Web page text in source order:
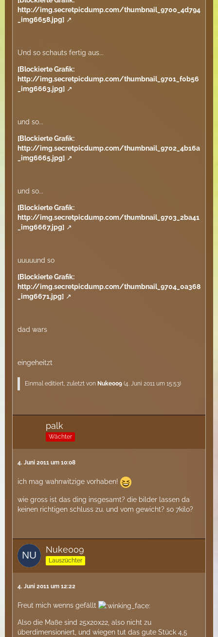
http://img.secretpicdump.com/thumbnail_9700_4d794
_img6658.jpg]
Und so schauts fertig aus...
[Blockierte Grafik:
http://img.secretpicdump.com/thumbnail_9701_f0b56
_img6663.jpg]
und so...
[Blockierte Grafik:
http://img.secretpicdump.com/thumbnail_9702_4b16a
_img6665.jpg]
und so...
[Blockierte Grafik:
http://img.secretpicdump.com/thumbnail_9703_2ba41
_img6667.jpg]
uuuuund so
[Blockierte Grafik:
http://img.secretpicdump.com/thumbnail_9704_0a368
_img6671.jpg]
dad wars
eingeheitzt
Einmal editiert, zuletzt von Nuke009 (4. Juni 2011 um 15:53)
palk
Wächter
4. Juni 2011 um 10:08
ich mag wahnwitzige vorhaben!
wie gross ist das ding insgesamt? die bilder lassen da
keinen richtigen schluss zu. und vom gewicht? so 7kilo?
Nuke009
Lauszüchter
4. Juni 2011 um 12:22
Freut mich wenns gefällt
Also die Maße sind 25x20x22, also nicht zu
überdimensioniert, und wiegen tut das gute Stück 4,5